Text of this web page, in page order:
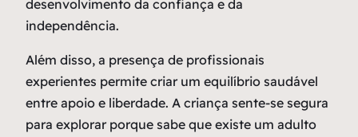
desenvolvimento da confiança e da
independência.
Além disso, a presença de profissionais
experientes permite criar um equilíbrio saudável
entre apoio e liberdade. A criança sente-se segura
para explorar porque sabe que existe um adulto